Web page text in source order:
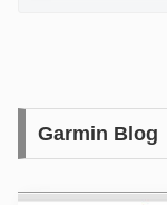
Garmin Blog